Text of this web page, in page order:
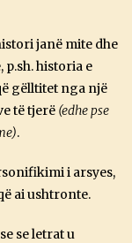
janë mite dhe
p.sh. historia e
gëlltitet nga një
të tjerë (edhe pse
.
i arsyes,
ai ushtronte.
se letrat u